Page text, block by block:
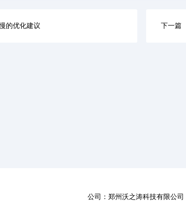
的优化建议 下一篇
公司：郑州沃之涛科技有限公司